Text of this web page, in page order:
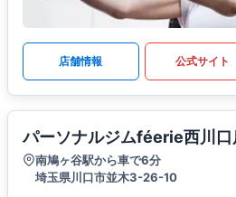
店舗情報 公式サイト
パーソナルジムféerie西川口
南鳩ヶ谷駅から車で6分
埼玉県川口市並木3-26-10